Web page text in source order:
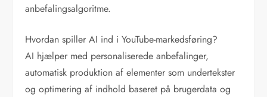
anbefalingsalgoritme.
Hvordan spiller AI ind i YouTube-markedsføring?
AI hjælper med personaliserede anbefalinger,
automatisk produktion af elementer som undertekster
og optimering af indhold baseret på brugerdata og